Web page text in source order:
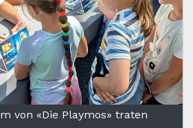
von «Die Playmos» traten